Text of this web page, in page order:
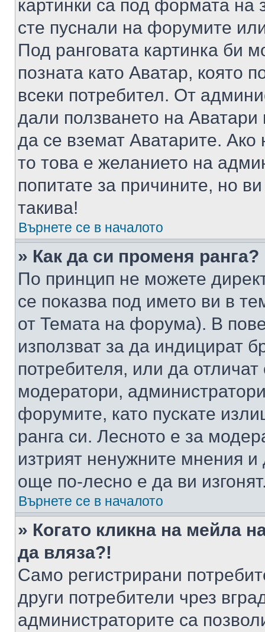
картинки са под формата на
сте пуснали на форумите
Под ранговата картинка би
позната като Аватар, която
всеки потребител. От
дали ползването на
да се вземат Аватарите.
то това е желанието на
попитате за причините, но
такива!
Върнете се в началото
» Как да си променя ранга?
По принцип не можете
се показва под името ви в
от Темата на форума). В
използват за да индицират
потребителя, или да
модератори,
форумите, като пускате
ранга си. Лесното е за
изтрият ненужните мнения
още по-лесно е да ви
Върнете се в началото
» Когато кликна на мейла
да вляза?!
Само регистрирани
други потребители чрез
администраторите са